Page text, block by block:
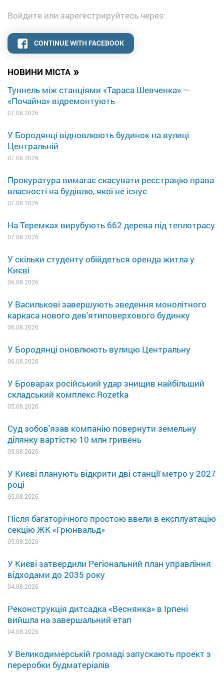
НОВИНИ МІСТА »
Туннель між станціями «Тараса Шевченка» —
«Почайна» відремонтують
07.08.2026
У Бородянці відновлюють будинок на вулиці
Центральній
07.08.2026
Прокуратура вимагає скасувати реєстрацію права
власності на будівлю, якої не існує
07.08.2026
На Теремках вирубують 662 дерева під теплотрасу
07.08.2026
У скільки студенту обійдеться оренда житла у
Києві
06.08.2026
У Василькові завершують зведення монолітного
каркаса нового дев'ятиповерхового будинку
06.08.2026
У Бородянці оновлюють вулицю Центральну
06.08.2026
У Броварах російський удар знищив найбільший
складський комплекс Rozetka
05.08.2026
Суд зобов'язав компанію повернути земельну
ділянку вартістю 10 млн гривень
05.08.2026
У Києві планують відкрити дві станції метро у 2027
році
05.08.2026
Після багаторічного простою ввели в експлуатацію
секцію ЖК «Грюнвальд»
05.08.2026
У Києві затвердили Регіональний план управління
відходами до 2035 року
04.08.2026
Реконструкція дитсадка «Веснянка» в Ірпені
вийшла на завершальний етап
04.08.2026
У Великодимерській громаді запускають проект з
переробки будматеріалів
Войдите или зарегестрируйтесь через:
CONTINUE WITH FACEBOOK